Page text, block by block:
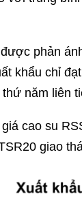
phản
khẩu chỉ
năm liên
cao su
giao